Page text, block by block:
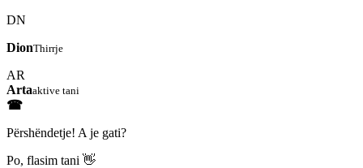
DN
DionThirrje
AR
Artaaktive tani
☎
Përshëndetje! A je gati?
Po, flasim tani 👋